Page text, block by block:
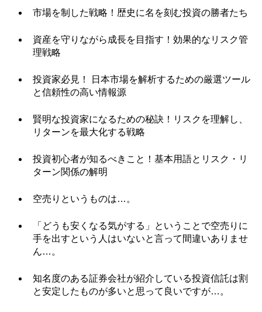
市場を制した戦略！歴史に名を刻む投資の勝者たち
資産を守りながら成長を目指す！効果的なリスク管
理戦略
投資家必見！ 日本市場を解析するための厳選ツール
と信頼性の高い情報源
賢明な投資家になるための秘訣！リスクを理解し、
リターンを最大化する戦略
投資初心者が知るべきこと！基本用語とリスク・リ
ターン関係の解明
空売りというものは…。
「どうも安くなる気がする」ということで空売りに
手を出すという人はいないと言って間違いありませ
ん…。
知名度のある証券会社が紹介している投資信託は割
と安定したものが多いと思って良いですが…。